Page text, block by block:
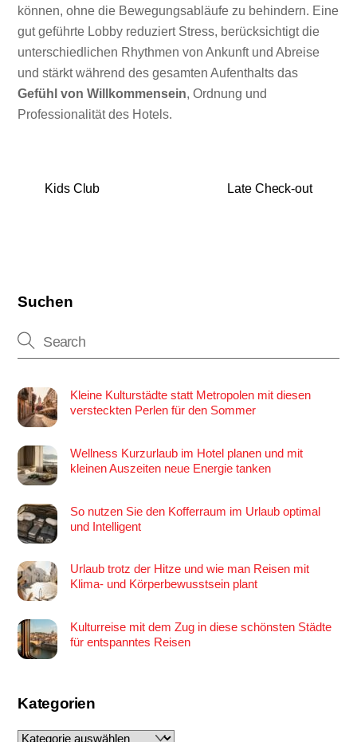
können, ohne die Bewegungsabläufe zu behindern. Eine
gut geführte Lobby reduziert Stress, berücksichtigt die
unterschiedlichen Rhythmen von Ankunft und Abreise
und stärkt während des gesamten Aufenthalts das
Gefühl von Willkommensein, Ordnung und
Professionalität des Hotels.
Kids Club Late Check-out
Suchen
Kleine Kulturstädte statt Metropolen mit diesen
versteckten Perlen für den Sommer
Wellness Kurzurlaub im Hotel planen und mit
kleinen Auszeiten neue Energie tanken
So nutzen Sie den Kofferraum im Urlaub optimal
und Intelligent
Urlaub trotz der Hitze und wie man Reisen mit
Klima- und Körperbewusstsein plant
Kulturreise mit dem Zug in diese schönsten Städte
für entspanntes Reisen
Kategorien
Kategorien